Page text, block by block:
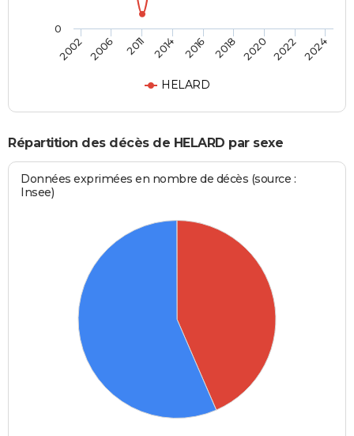
HELARD
2002 2006 2011 2014 2016 2018 2020 2022 2024
0
Répartition des décès de HELARD par sexe
Données exprimées en nombre de décès (source :
Insee)